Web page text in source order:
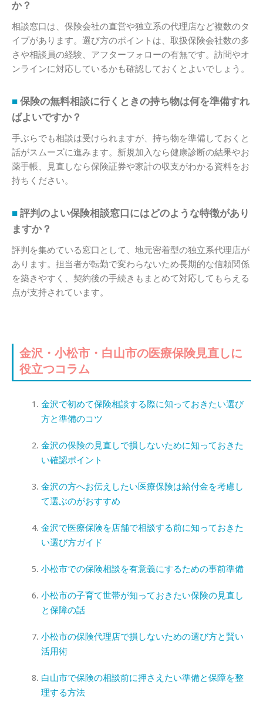
か？
相談窓口は、保険会社の直営や独立系の代理店など複数のタ
イプがあります。選び方のポイントは、取扱保険会社数の多
さや相談員の経験、アフターフォローの有無です。訪問やオ
ンラインに対応しているかも確認しておくとよいでしょう。
保険の無料相談に行くときの持ち物は何を準備すれ
ばよいですか？
手ぶらでも相談は受けられますが、持ち物を準備しておくと
話がスムーズに進みます。新規加入なら健康診断の結果やお
薬手帳、見直しなら保険証券や家計の収支がわかる資料をお
持ちください。
評判のよい保険相談窓口にはどのような特徴があり
ますか？
評判を集めている窓口として、地元密着型の独立系代理店が
あります。担当者が転勤で変わらないため長期的な信頼関係
を築きやすく、契約後の手続きもまとめて対応してもらえる
点が支持されています。
金沢・小松市・白山市の医療保険見直しに
役立つコラム
金沢で初めて保険相談する際に知っておきたい選び
方と準備のコツ
金沢の保険の見直しで損しないために知っておきた
い確認ポイント
金沢の方へお伝えしたい医療保険は給付金を考慮し
て選ぶのがおすすめ
金沢で医療保険を店舗で相談する前に知っておきた
い選び方ガイド
小松市での保険相談を有意義にするための事前準備
小松市の子育て世帯が知っておきたい保険の見直し
と保障の話
小松市の保険代理店で損しないための選び方と賢い
活用術
白山市で保険の相談前に押さえたい準備と保障を整
理する方法